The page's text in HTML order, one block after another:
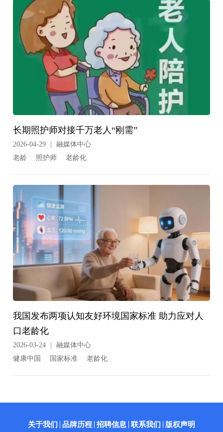
长期照护师对接千万老人“刚需”
2026-04-29
融媒体中心
老龄
照护师 老龄化
我国发布两项认知友好环境国家标准 助力应对人
口老龄化
2026-03-24
融媒体中心
健康中国
国家标准 老龄化
关于我们 品牌历程 招聘信息 联系我们 版权声明